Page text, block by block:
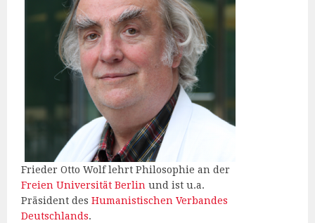
Frieder Otto Wolf lehrt Philosophie an der
Freien Universität Berlin und ist u.a.
Präsident desHumanistischen Verbandes
Deutschlands.